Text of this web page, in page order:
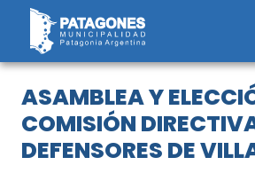
Saltar
contenido
ASAMBLEA Y
COMISIÓN
DEFENSORES DE